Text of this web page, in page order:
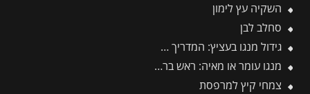
השקיה עץ לימון
סחלב לבן
גידול מנגו בעציץ: המדריך המלא למקסום פרי במרפסת ובגינה
מנגו עומר או מאיה: ראש בראש – מי מהם עדיף לגדל בגינה?
צמחי קיץ למרפסת